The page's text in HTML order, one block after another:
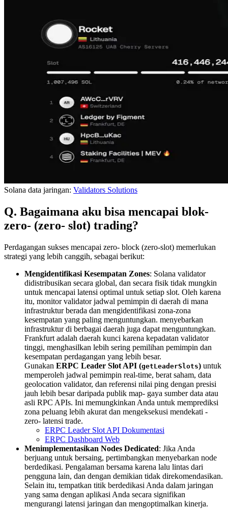
Solana data jaringan: Validators Solutions
Q. Bagaimana aku bisa mencapai blok-
zero- (zero- slot) trading?
Perdagangan sukses mencapai zero- block (zero-slot) memerlukan
strategi yang lebih canggih, sebagai berikut:
Mengidentifikasi Kesempatan Zones: Solana validator
didistribusikan secara global, dan secara fisik tidak mungkin
untuk mencapai latensi optimal untuk setiap slot. Oleh karena
itu, monitor validator jadwal pemimpin di daerah di mana
infrastruktur berada dan mengidentifikasi zona-zona
kesempatan yang paling menguntungkan. menyebarkan
infrastruktur di berbagai daerah juga dapat menguntungkan.
Frankfurt adalah daerah kunci karena kepadatan validator
tinggi, menghasilkan lebih sering pemilihan pemimpin dan
kesempatan perdagangan yang lebih besar.
Gunakan ERPC Leader Slot API (getLeaderSlots) untuk
memperoleh jadwal pemimpin real-time, berat saham, data
geolocation validator, dan referensi nilai ping dengan presisi
jauh lebih besar daripada publik map- gaya sumber data atau
asli RPC APIs. Ini memungkinkan Anda untuk memprediksi
zona peluang lebih akurat dan mengeksekusi mendekati -
zero- latensi trade.
ERPC Leader Slot API Dokumentasi
ERPC Dashboard Web
Menimplementasikan Nodes Dedicated: Jika Anda
berjuang untuk bersaing, pertimbangkan menyebarkan node
berdedikasi. Pengalaman bersama karena lalu lintas dari
pengguna lain, dan dengan demikian tidak direkomendasikan.
Selain itu, tempatkan titik berdedikasi Anda dalam jaringan
yang sama dengan aplikasi Anda secara signifikan
mengurangi latensi jaringan dan mengoptimalkan kinerja.